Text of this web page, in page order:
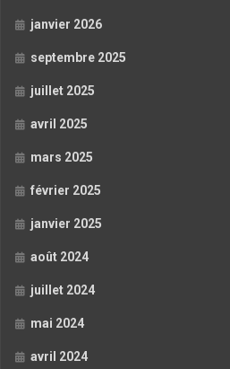
janvier 2026
septembre 2025
juillet 2025
avril 2025
mars 2025
février 2025
janvier 2025
août 2024
juillet 2024
mai 2024
avril 2024